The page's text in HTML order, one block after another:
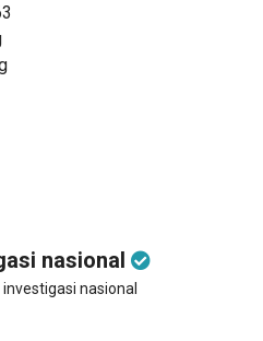
nasional
nasional